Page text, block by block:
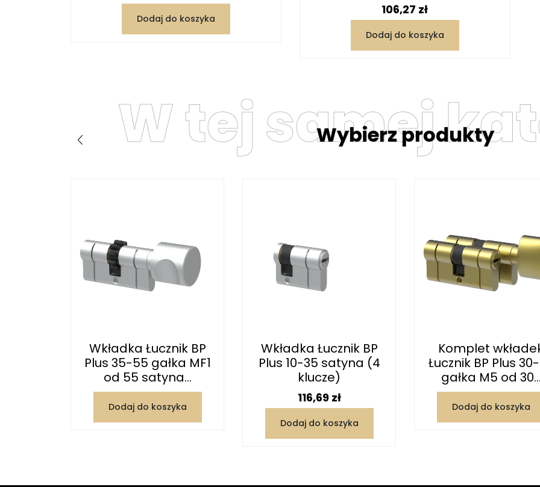
Dodaj do koszyka
Cena
106,27 zł
Dodaj do koszyka
W tej samej
Wybierz produkty
Wkładka Łucznik BP
Plus 35-55 gałka MF1
od 55 satyna...
Dodaj do koszyka
Wkładka Łucznik BP
Plus 10-35 satyna (4
klucze)
Cena
116,69 zł
Dodaj do koszyka
Komplet
Łucznik BP Plus
gałka M5 od 30...
Dodaj do koszyka